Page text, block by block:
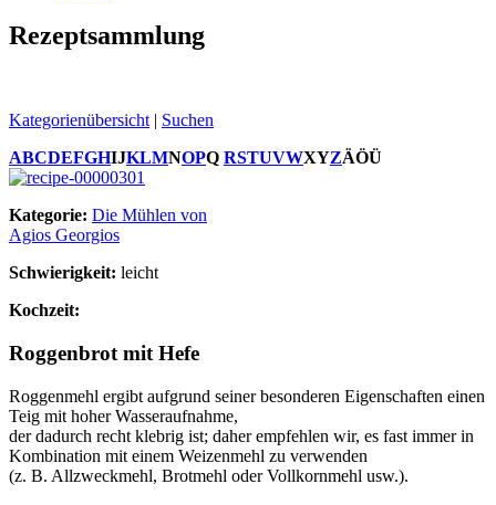
Rezeptsammlung
Kategorienübersicht | Suchen
ABCDEFGHIJKLMNOPQ RSTUVWXYZÄÖÜ
Kategorie: Die Mühlen von
Agios Georgios
Schwierigkeit: leicht
Kochzeit:
Roggenbrot mit Hefe
Roggenmehl ergibt aufgrund seiner besonderen Eigenschaften einen
Teig mit hoher Wasseraufnahme,
der dadurch recht klebrig ist; daher empfehlen wir, es fast immer in
Kombination mit einem Weizenmehl zu verwenden
(z. B. Allzweckmehl, Brotmehl oder Vollkornmehl usw.).